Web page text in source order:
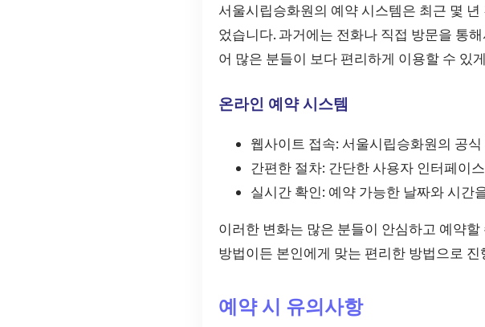
서울시립승화원의 예약 시스템은 최근 몇
었습니다. 과거에는 전화나 직접 방문을 통
어 많은 분들이 보다 편리하게 이용할 수 있
온라인 예약 시스템
웹사이트 접속: 서울시립승화원의 공
간편한 절차: 간단한 사용자 인터페이
실시간 확인: 예약 가능한 날짜와 시간
이러한 변화는 많은 분들이 안심하고 예약
방법이든 본인에게 맞는 편리한 방법으로
예약 시 유의사항